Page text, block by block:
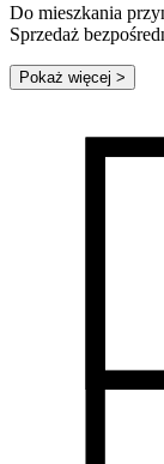
Do mieszkania
Sprzedaż
Pokaż więcej >